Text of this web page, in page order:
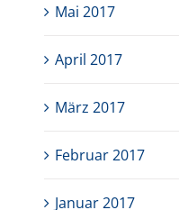
Mai 2017
April 2017
März 2017
Februar 2017
Januar 2017